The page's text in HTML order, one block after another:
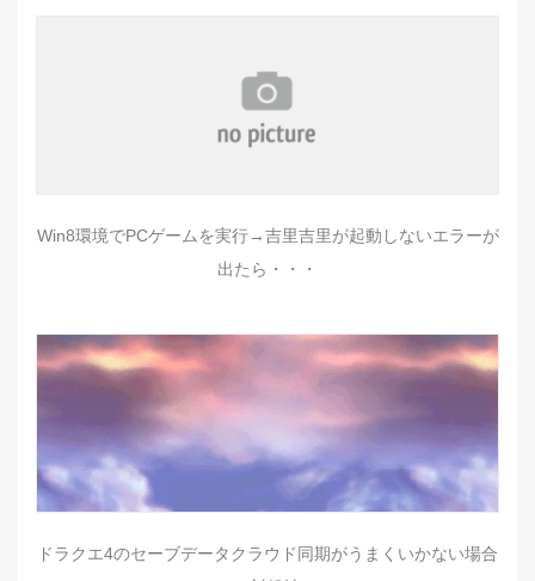
Win8環境でPCゲームを実行→吉里吉里が起動しないエラーが
出たら・・・
ドラクエ4のセーブデータクラウド同期がうまくいかない場合